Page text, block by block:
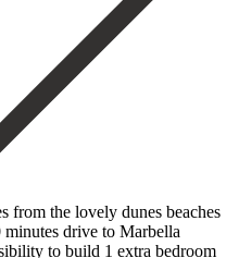
from the lovely dunes beaches
minutes drive to Marbella
to build 1 extra bedroom